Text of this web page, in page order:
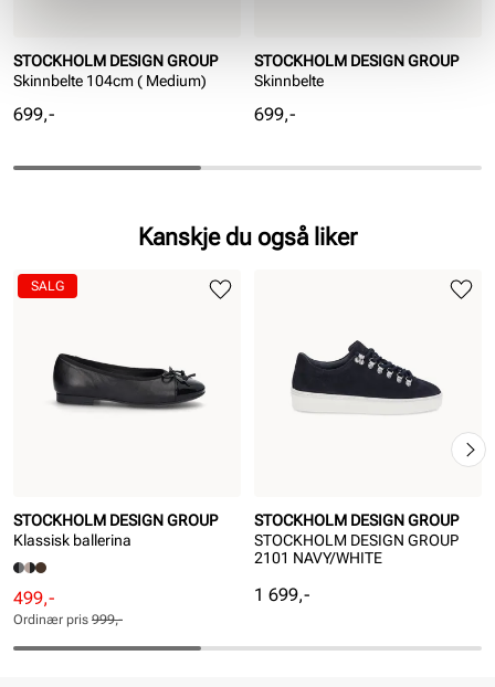
STOCKHOLM DESIGN GROUP
Skinnbelte 104cm ( Medium)
Pris
699,-
STOCKHOLM DESIGN GROUP
Skinnbelte
Pris
699,-
Kanskje du også liker
STOCKHOLM DESIGN GROUP
Klassisk ballerina
Rabattert
pris
Pris
499,-
Ordinær
pris
Pris
Ordinær pris 999,-
SALG
STOCKHOLM DESIGN GROUP
STOCKHOLM DESIGN GROUP
2101 NAVY/WHITE
Pris
1 699,-